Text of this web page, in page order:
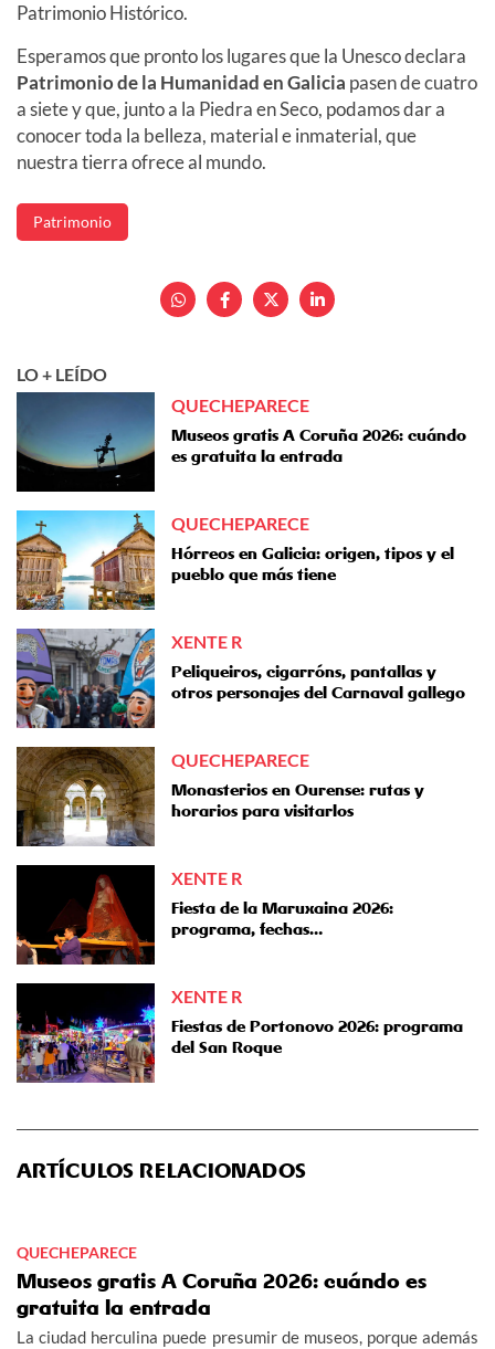
Patrimonio Histórico.
Esperamos que pronto los lugares que la Unesco declara
Patrimonio de la Humanidad en Galicia pasen de cuatro
a siete y que, junto a la Piedra en Seco, podamos dar a
conocer toda la belleza, material e inmaterial, que
nuestra tierra ofrece al mundo.
Patrimonio
LO + LEÍDO
QUECHEPARECE
Museos gratis A Coruña 2026: cuándo
es gratuita la entrada
QUECHEPARECE
Hórreos en Galicia: origen, tipos y el
pueblo que más tiene
XENTE R
Peliqueiros, cigarróns, pantallas y
otros personajes del Carnaval gallego
QUECHEPARECE
Monasterios en Ourense: rutas y
horarios para visitarlos
XENTE R
Fiesta de la Maruxaina 2026:
programa, fechas…
XENTE R
Fiestas de Portonovo 2026: programa
del San Roque
ARTÍCULOS RELACIONADOS
QUECHEPARECE
Museos gratis A Coruña 2026: cuándo es
gratuita la entrada
La ciudad herculina puede presumir de museos, porque además